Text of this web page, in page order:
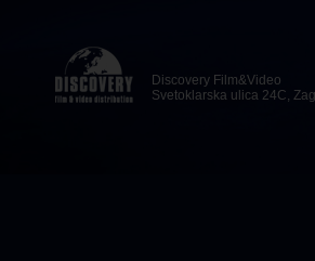
Discovery Film&Video
Svetoklarska ulica 24C,